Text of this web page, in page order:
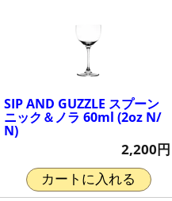
SIP AND GUZZLE スプーン
ニック＆ノラ 60ml (2oz N/
N)
2,200円
カートに入れる